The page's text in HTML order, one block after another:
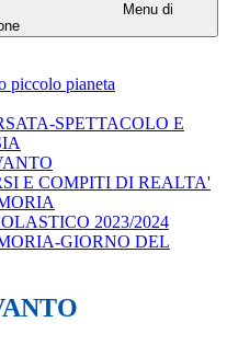
Menu di
piccolo pianeta
SPETTACOLO E
E COMPITI DI REALTA'
2023/2024
GIORNO DEL